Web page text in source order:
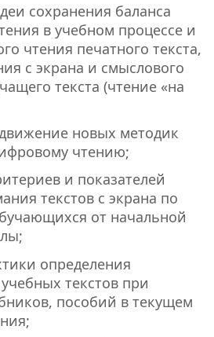
сохранения баланса
в учебном процессе и
чтения печатного текста,
с экрана и смыслового
текста (чтение «на
новых методик
чтению;
и показателей
текстов с экрана по
от начальной
определения
текстов при
пособий в текущем